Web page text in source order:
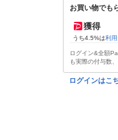
お買い物でも
獲得
うち4.5%は利
ログイン&全額
も実際の付与数
ログインはこ